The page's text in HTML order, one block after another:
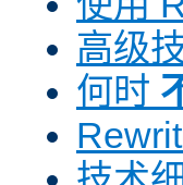
高级
何时